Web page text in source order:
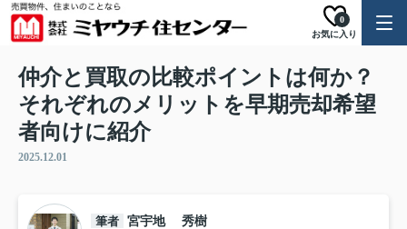
お気に入り
0
仲介と買取の比較ポイントは何か？
それぞれのメリットを早期売却希望
者向けに紹介
2025.12.01
筆者 宮宇地 秀樹